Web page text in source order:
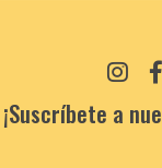
¡Suscríbete a